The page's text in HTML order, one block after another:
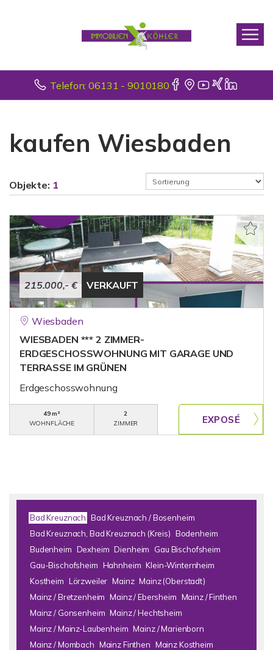
Telefon: 06131 - 9010180
kaufen Wiesbaden
Objekte: 1
215.000,- € VERKAUFT
Wiesbaden
WIESBADEN *** 2 ZIMMER-
ERDGESCHOSSWOHNUNG MIT GARAGE UND
TERRASSE IM GRÜNEN
Erdgeschosswohnung
49 m²
WOHNFLÄCHE
2
ZIMMER
Bad Kreuznach Bad Kreuznach / Bosenheim
Bad Kreuznach, Bad Kreuznach (Kreis) Bodenheim
Budenheim Dexheim Dienheim
Gau Bischofsheim
Gau-Bischofsheim Hahnheim Klein-Winternheim
Kostheim Lörzweiler Mainz Mainz (Oberstadt)
Mainz / Bretzenheim Mainz / Ebersheim Mainz / Finthen
Mainz / Gonsenheim Mainz / Hechtsheim
Mainz / Mainz-Laubenheim Mainz / Marienborn
Mainz / Mombach Mainz Finthen Mainz Kostheim